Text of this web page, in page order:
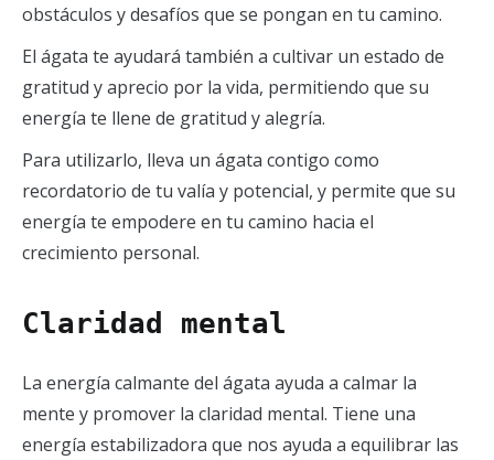
obstáculos y desafíos que se pongan en tu camino.
El ágata te ayudará también a cultivar un estado de
gratitud y aprecio por la vida, permitiendo que su
energía te llene de gratitud y alegría.
Para utilizarlo, lleva un ágata contigo como
recordatorio de tu valía y potencial, y permite que su
energía te empodere en tu camino hacia el
crecimiento personal.
Claridad mental
La energía calmante del ágata ayuda a calmar la
mente y promover la claridad mental. Tiene una
energía estabilizadora que nos ayuda a equilibrar las